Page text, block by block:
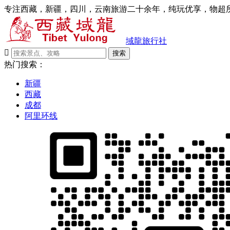
专注西藏，新疆，四川，云南旅游二十余年，纯玩优享，物超
域龍旅行社

搜索
热门搜索：
新疆
西藏
成都
阿里环线